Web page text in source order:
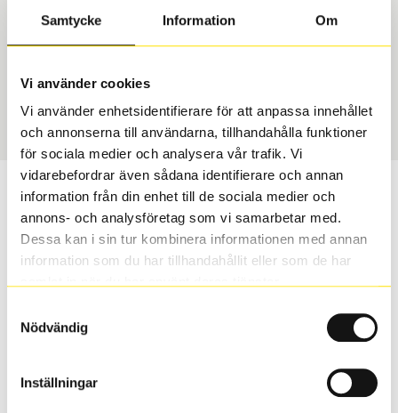
Samtycke Information Om
Vi använder cookies
Vi använder enhetsidentifierare för att anpassa innehållet
och annonserna till användarna, tillhandahålla funktioner
för sociala medier och analysera vår trafik. Vi
vidarebefordrar även sådana identifierare och annan
information från din enhet till de sociala medier och
annons- och analysföretag som vi samarbetar med.
Dessa kan i sin tur kombinera informationen med annan
information som du har tillhandahållit eller som de har
Nödvändig
Inställningar
Däcktyp
Sommar
Däckstorlek
60122
Passar detta däck min bil?
Ange registreringsnummer för att se om det däck du
valt passar din bilmodell. Om du köper däck som skall
sättas på dina befintliga fälgar, se till att kolla en extra
Ibland kan fälgen ha bytts ut under årens lopp och
inte vara samma dimension som bilen hade ut från